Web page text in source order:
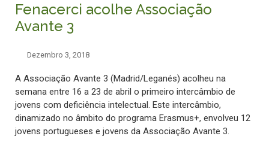
Fenacerci acolhe Associação
Avante 3
Dezembro 3, 2018
A Associação Avante 3 (Madrid/Leganés) acolheu na
semana entre 16 a 23 de abril o primeiro intercâmbio de
jovens com deficiência intelectual. Este intercâmbio,
dinamizado no âmbito do programa Erasmus+, envolveu 12
jovens portugueses e jovens da Associação Avante 3.